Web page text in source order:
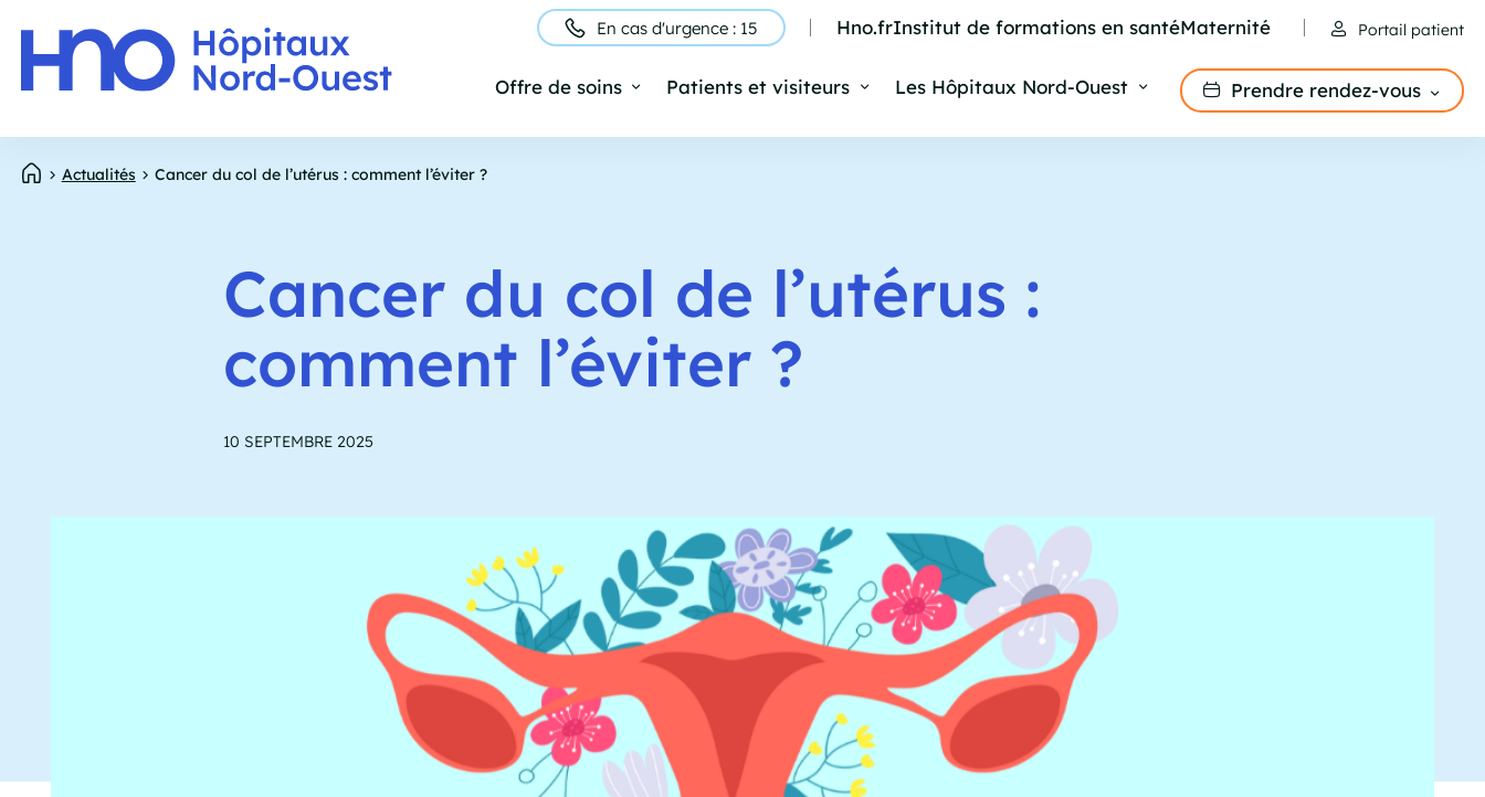
au
Entête
En cas d'urgence : 15 Hno.frInstitut de formations en santéMaternité Portail patient
Navigation
principale
Offre de soins Patients et visiteurs Les Hôpitaux Nord-Ouest Prendre rendez-vous
Actualités Cancer du col de l’utérus : comment l’éviter ?
Cancer du col de l’utérus :
comment l’éviter ?
10 SEPTEMBRE 2025